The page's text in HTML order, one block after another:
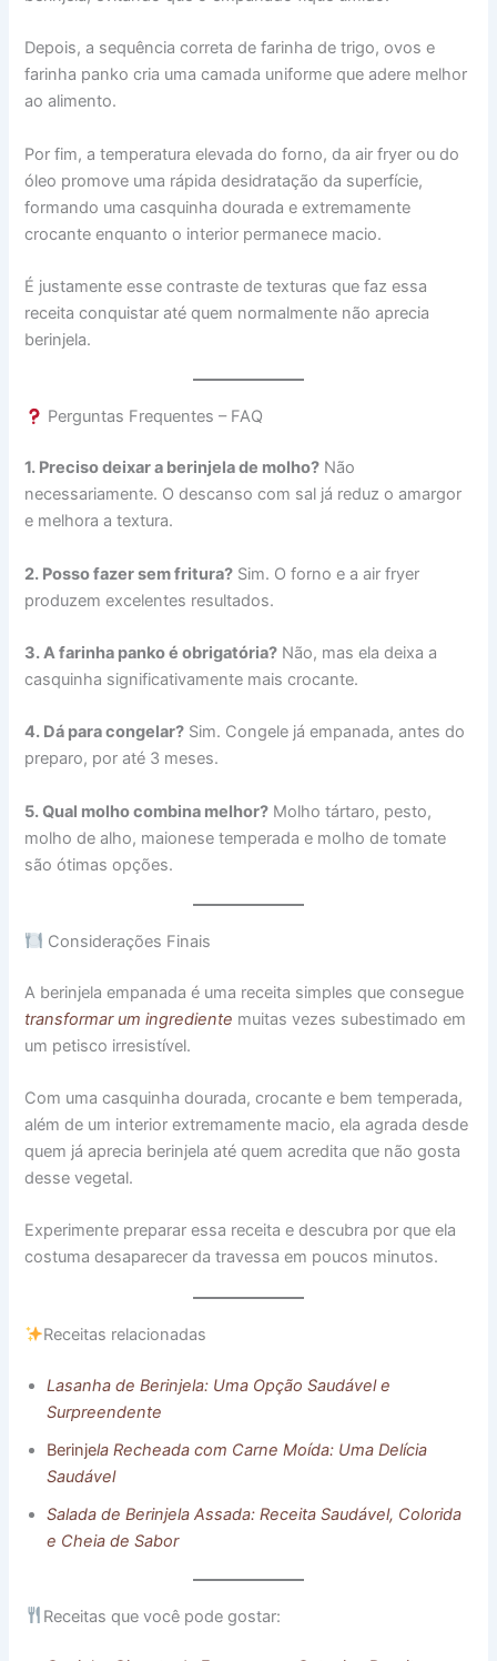
Depois, a sequência correta de farinha de trigo, ovos e
farinha panko cria uma camada uniforme que adere melhor
ao alimento.
Por fim, a temperatura elevada do forno, da air fryer ou do
óleo promove uma rápida desidratação da superfície,
formando uma casquinha dourada e extremamente
crocante enquanto o interior permanece macio.
É justamente esse contraste de texturas que faz essa
receita conquistar até quem normalmente não aprecia
berinjela.
Perguntas Frequentes – FAQ
1. Preciso deixar a berinjela de molho? Não
necessariamente. O descanso com sal já reduz o amargor
e melhora a textura.
2. Posso fazer sem fritura? Sim. O forno e a air fryer
produzem excelentes resultados.
3. A farinha panko é obrigatória? Não, mas ela deixa a
casquinha significativamente mais crocante.
4. Dá para congelar? Sim. Congele já empanada, antes do
preparo, por até 3 meses.
5. Qual molho combina melhor? Molho tártaro, pesto,
molho de alho, maionese temperada e molho de tomate
são ótimas opções.
Considerações Finais
A berinjela empanada é uma receita simples que consegue
transformar um ingrediente muitas vezes subestimado em
um petisco irresistível.
Com uma casquinha dourada, crocante e bem temperada,
além de um interior extremamente macio, ela agrada desde
quem já aprecia berinjela até quem acredita que não gosta
desse vegetal.
Experimente preparar essa receita e descubra por que ela
costuma desaparecer da travessa em poucos minutos.
Receitas relacionadas
Lasanha de Berinjela: Uma Opção Saudável e
Surpreendente
Berinjela Recheada com Carne Moída: Uma Delícia
Saudável
Salada de Berinjela Assada: Receita Saudável, Colorida
e Cheia de Sabor
Receitas que você pode gostar: